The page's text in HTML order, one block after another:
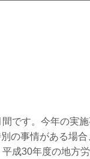
です。今年の実
の事情がある場
成30年度の地方